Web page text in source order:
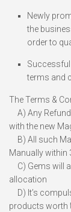
Newly
the
order to
terms and
The Terms &
A) Any
with the new
B) All such
Manually within
C) Gems will
allocation
D) It’s
products worth